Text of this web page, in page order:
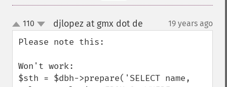
up
down
110 djlopez at gmx dot de 19 years ago
Please note this:
Won't work:
$sth = $dbh->prepare('SELECT name,